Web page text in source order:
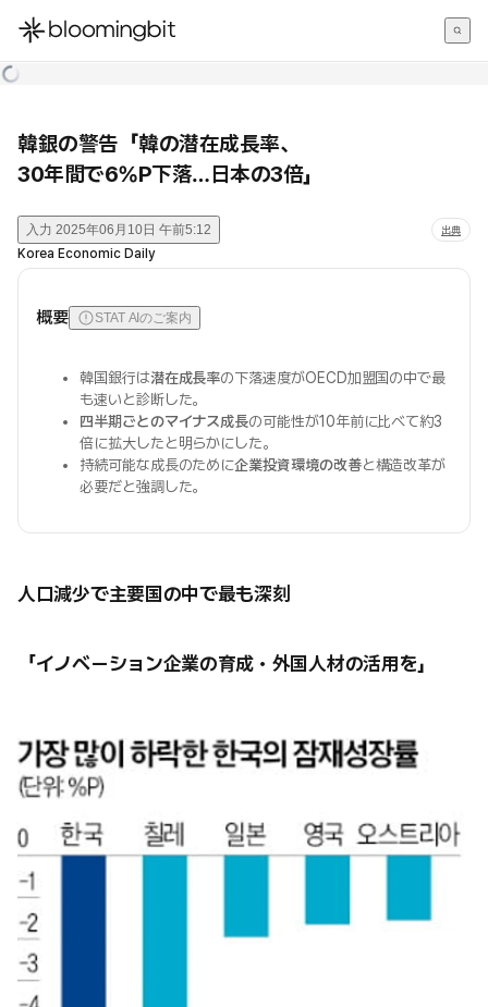
한국어
韓銀の警告「韓の潜在成長率、
30年間で6%P下落…日本の3倍」
入力 2025年06月10日 午前5:12 出典
Korea Economic Daily
概要 STAT AIのご案内
韓国銀行は潜在成長率の下落速度がOECD加盟国の中で最
も速いと診断した。
四半期ごとのマイナス成長の可能性が10年前に比べて約3
倍に拡大したと明らかにした。
持続可能な成長のために企業投資環境の改善と構造改革が
必要だと強調した。
人口減少で主要国の中で最も深刻
「イノベーション企業の育成・外国人材の活用を」